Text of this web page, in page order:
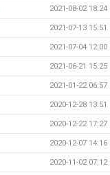
2021-08-02 18:24
2021-07-13 15:51
2021-07-04 12:00
2021-06-21 15:25
2021-01-22 06:57
2020-12-28 13:51
2020-12-22 17:27
2020-12-07 14:16
2020-11-02 07:12